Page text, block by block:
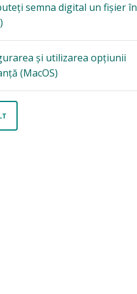
semna digital un fișier în
și utilizarea opțiunii
(MacOS)